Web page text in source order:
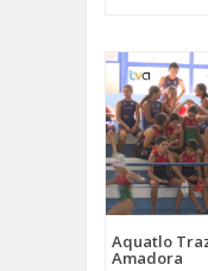
Aquatlo
Amadora